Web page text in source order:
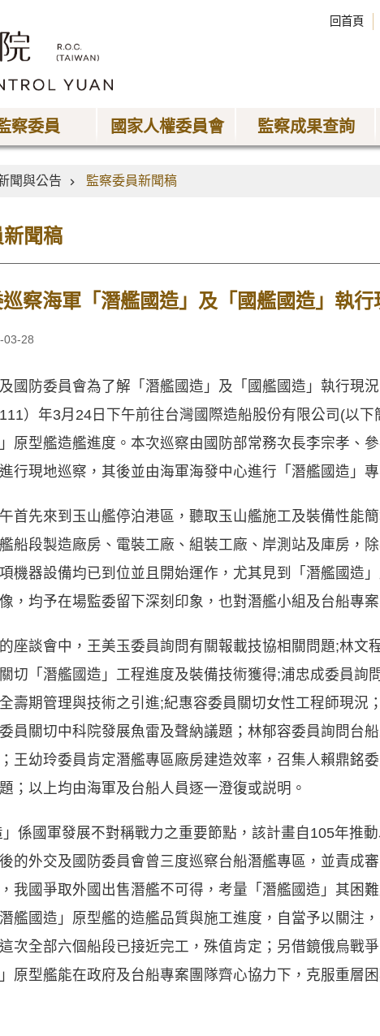
回首頁
察委員 國家人權委員會 監察成果查詢
聞與公告 監察委員新聞稿
聞稿
巡察海軍「潛艦國造」及「國艦國造」執行
03-28
國防委員會為了解「潛艦國造」及「國艦國造」執行現
）年3月24日下午前往台灣國際造船股份有限公司(以
」原型艦造艦進度。本次巡察由國防部常務次長李宗孝、
行現地巡察，其後並由海軍海發中心進行「潛艦國造」
首先來到玉山艦停泊港區，聽取玉山艦施工及裝備性能
船段製造廠房、電裝工廠、組裝工廠、岸測站及庫房，
機器設備均已到位並且開始運作，尤其見到「潛艦國造
，均予在場監委留下深刻印象，也對潛艦小組及台船專
座談會中，王美玉委員詢問有關報載技協相關問題;林文
切「潛艦國造」工程進度及裝備技術獲得;浦忠成委員詢
壽期管理與技術之引進;紀惠容委員關切女性工程師現況
員關切中科院發展魚雷及聲納議題；林郁容委員詢問台
王幼玲委員肯定潛艦專區廠房建造效率，召集人賴鼎銘
；以上均由海軍及台船人員逐一澄復或説明。
」係國軍發展不對稱戰力之重要節點，該計畫自105年推
的外交及國防委員會曾三度巡察台船潛艦專區，並責成
我國爭取外國出售潛艦不可得，考量「潛艦國造」其困
艦國造」原型艦的造艦品質與施工進度，自當予以關注
次全部六個船段已接近完工，殊值肯定；另借鏡俄烏戰
」原型艦能在政府及台船專案團隊齊心協力下，克服重層